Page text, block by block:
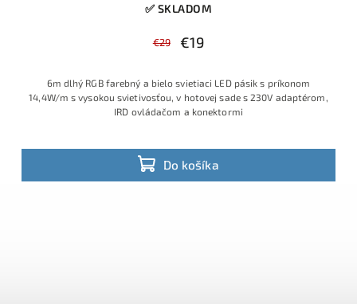
✅ SKLADOM
€29 €19
Do košíka
6m dlhý RGB farebný a bielo svietiaci LED pásik s príkonom
14,4W/m s vysokou svietivosťou, v hotovej sade s 230V adaptérom,
IRD ovládačom a konektormi